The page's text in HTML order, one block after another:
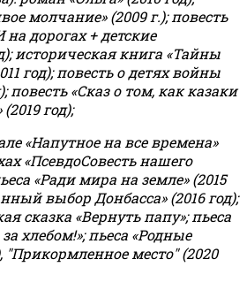
молчание» (2009 г.); повесть
дорогах + детские
историческая книга «Тайны
год); повесть о детях войны
повесть «Сказ о том, как казаки
год);
«Напутное на все времена»
«ПсевдоСовесть нашего
«Ради мира на земле» (2015
выбор Донбасса» (2016 год);
сказка «Вернуть папу»; пьеса
хлебом!»;пьеса «Родные
"Прикормленное место" (2020